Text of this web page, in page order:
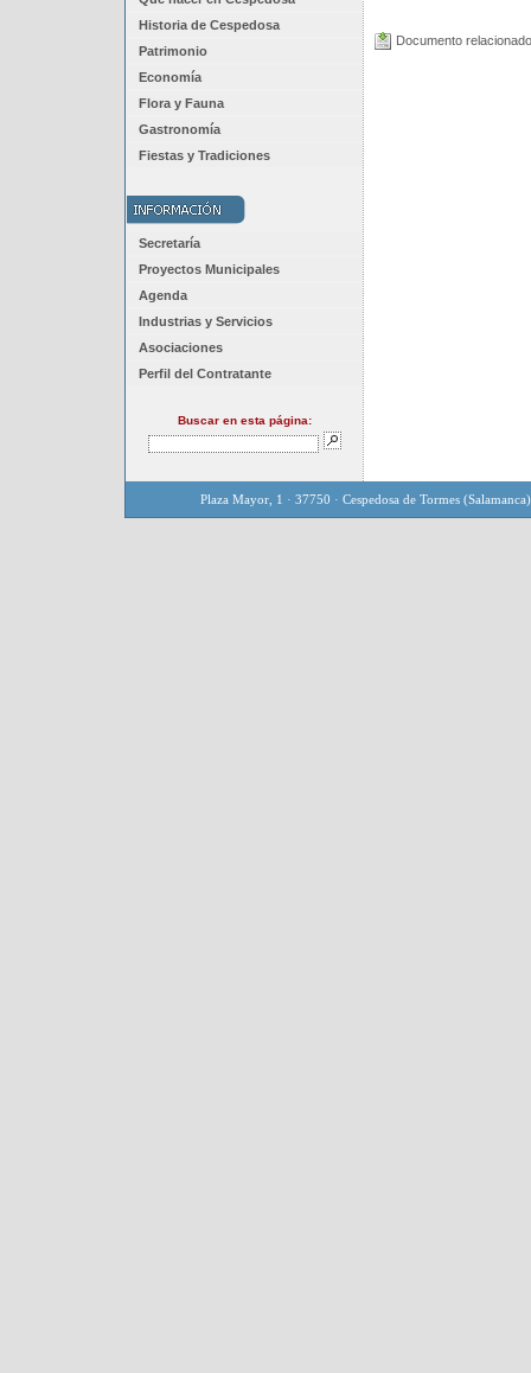
Historia de Cespedosa
Patrimonio
Economía
Flora y Fauna
Gastronomía
Fiestas y Tradiciones
Secretaría
Proyectos Municipales
Agenda
Industrias y Servicios
Asociaciones
Perfil del Contratante
Buscar en esta página:
Documento
Plaza Mayor, 1 · 37750 · Cespedosa de Tormes